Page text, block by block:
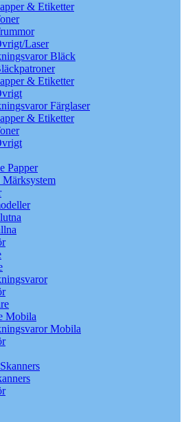
& Etiketter
Laser
Bläck
& Etiketter
Färglaser
& Etiketter
Papper
Märksystem
Mobila
Mobila